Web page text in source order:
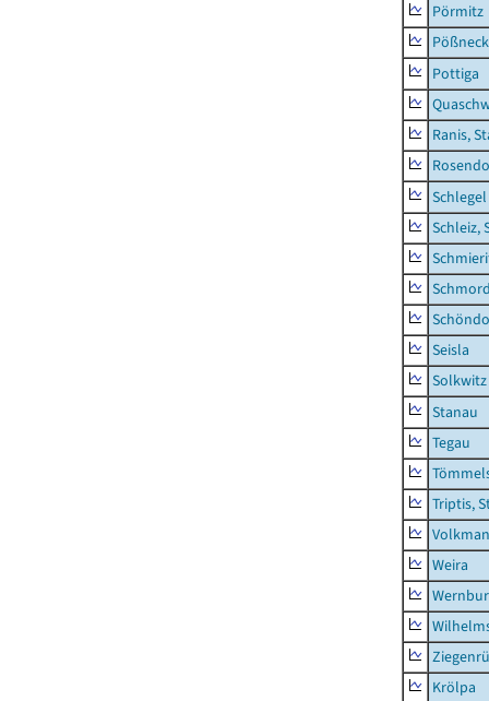
Pörmitz
Pottiga
Ranis,
Schlegel
Schleiz,
Seisla
Solkwitz
Stanau
Tegau
Triptis,
Weira
Krölpa